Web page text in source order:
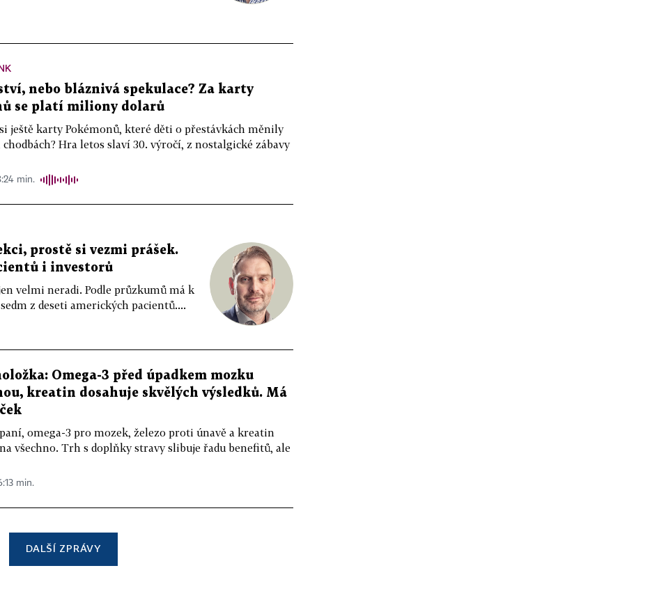
nebo bláznivá spekulace? Za karty
se platí miliony dolarů
ještě karty Pokémonů, které děti o přestávkách měnily
Hra letos slaví 30. výročí, z nostalgické zábavy
min.
prostě si vezmi prášek.
i investorů
velmi neradi. Podle průzkumů má k
z deseti amerických pacientů....
Omega-3 před úpadkem mozku
kreatin dosahuje skvělých výsledků. Má
omega-3 pro mozek, železo proti únavě a kreatin
všechno. Trh s doplňky stravy slibuje řadu benefitů, ale
min.
DALŠÍ ZPRÁVY